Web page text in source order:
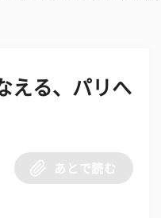
える、パリへ
あとで読む